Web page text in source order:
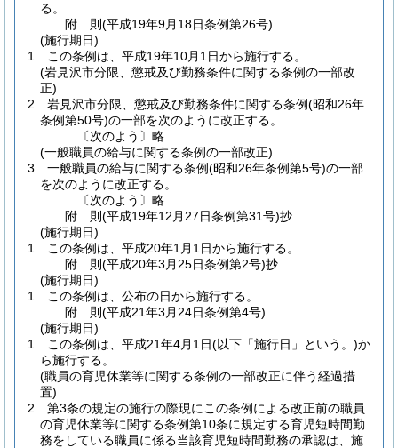
る。
附 則(平成19年9月18日条例第26号)
(施行期日)
1
この条例は、平成19年10月1日から施行する。
(岩見沢市分限、懲戒及び勤務条件に関する条例の一部改
正)
2
岩見沢市分限、懲戒及び勤務条件に関する条例(昭和26年
条例第50号)の一部を次のように改正する。
〔次のよう〕略
(一般職員の給与に関する条例の一部改正)
3
一般職員の給与に関する条例(昭和26年条例第5号)の一部
を次のように改正する。
〔次のよう〕略
附 則(平成19年12月27日条例第31号)抄
(施行期日)
1
この条例は、平成20年1月1日から施行する。
附 則(平成20年3月25日条例第2号)抄
(施行期日)
1
この条例は、公布の日から施行する。
附 則(平成21年3月24日条例第4号)
(施行期日)
1
この条例は、平成21年4月1日(以下「施行日」という。)か
ら施行する。
(職員の育児休業等に関する条例の一部改正に伴う経過措
置)
2
第3条の規定の施行の際現にこの条例による改正前の職員
の育児休業等に関する条例第10条に規定する育児短時間勤
務をしている職員に係る当該育児短時間勤務の承認は、施